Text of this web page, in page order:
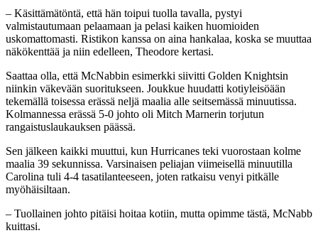
– Käsittämätöntä, että hän toipui tuolla tavalla, pystyi
valmistautumaan pelaamaan ja pelasi kaiken huomioiden
uskomattomasti. Ristikon kanssa on aina hankalaa, koska se muuttaa
näkökenttää ja niin edelleen, Theodore kertasi.
Saattaa olla, että McNabbin esimerkki siivitti Golden Knightsin
niinkin väkevään suoritukseen. Joukkue huudatti kotiyleisöään
tekemällä toisessa erässä neljä maalia alle seitsemässä minuutissa.
Kolmannessa erässä 5-0 johto oli Mitch Marnerin torjutun
rangaistuslaukauksen päässä.
Sen jälkeen kaikki muuttui, kun Hurricanes teki vuorostaan kolme
maalia 39 sekunnissa. Varsinaisen peliajan viimeisellä minuutilla
Carolina tuli 4-4 tasatilanteeseen, joten ratkaisu venyi pitkälle
myöhäisiltaan.
– Tuollainen johto pitäisi hoitaa kotiin, mutta opimme tästä, McNabb
kuittasi.​